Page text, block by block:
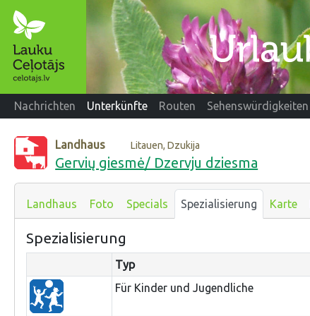
Nachrichten Unterkünfte Routen Sehenswürdigkeiten
Landhaus Litauen, Dzukija
Gervių giesmė/ Dzervju dziesma
Landhaus Foto Specials Spezialisierung Karte
Spezialisierung
Typ
Für Kinder und Jugendliche